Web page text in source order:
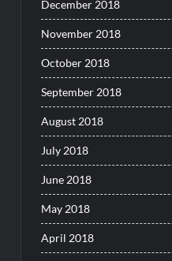
December 2018
November 2018
October 2018
September 2018
August 2018
July 2018
June 2018
May 2018
April 2018